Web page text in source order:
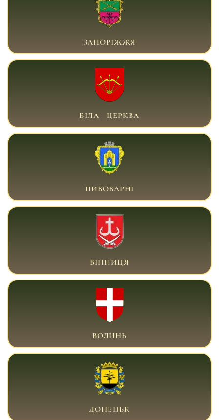
ВІЙСЬКОВИЙ АДВОКАТ ЗАПОРІЖЖЯ
ЗАПОРІЖЖЯ
ВІЙСЬКОВИЙ АДВОКАТ БІЛА ЦЕРКВА
БІЛА ЦЕРКВА
ВІЙСЬКОВИЙ АДВОКАТ БРОВАРИ
ПИВОВАРНІ
ВІЙСЬКОВИЙ АДВОКАТ ВІННИЦЯ
ВІННИЦЯ
ВІЙСЬКОВИЙ АДВОКАТ ВОЛИНЬ
ВОЛИНЬ
ВІЙСЬКОВИЙ АДВОКАТ ДОНЕЦЬК
ДОНЕЦЬК